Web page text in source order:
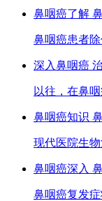
鼻咽癌了解
鼻咽癌患者
深入鼻咽癌
以往，在鼻
鼻咽癌知识
现代医院生
鼻咽癌深入
鼻咽癌复发